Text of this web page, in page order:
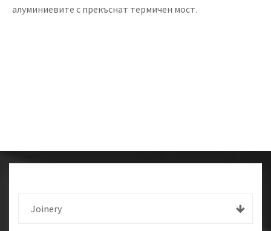
алуминиевите с прекъснат термичен мост.
Joinery